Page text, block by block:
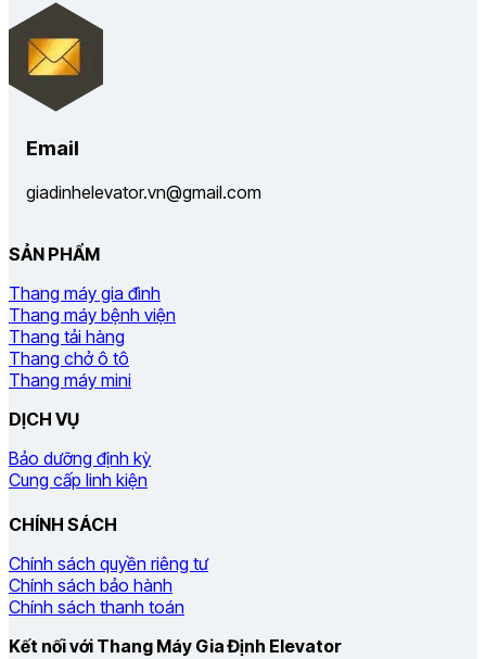
Email
giadinhelevator.vn@gmail.com
SẢN PHẨM
Thang máy gia đình
Thang máy bệnh viện
Thang tải hàng
Thang chở ô tô
Thang máy mini
DỊCH VỤ
Bảo dưỡng định kỳ
Cung cấp linh kiện
CHÍNH SÁCH
Chính sách quyền riêng tư
Chính sách bảo hành
Chính sách thanh toán
Kết nối với Thang Máy Gia Định Elevator